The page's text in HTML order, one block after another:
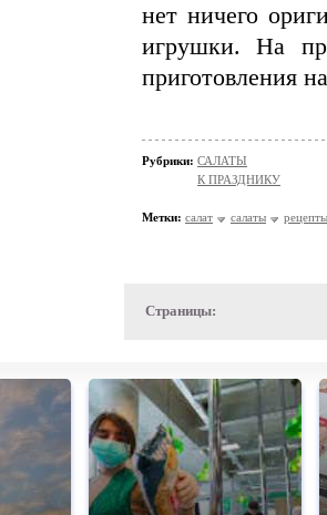
нет ничего
игрушки. На
приготовления
Рубрики: САЛАТЫ
К ПРАЗДНИКУ
Метки: салат салаты
Страницы: